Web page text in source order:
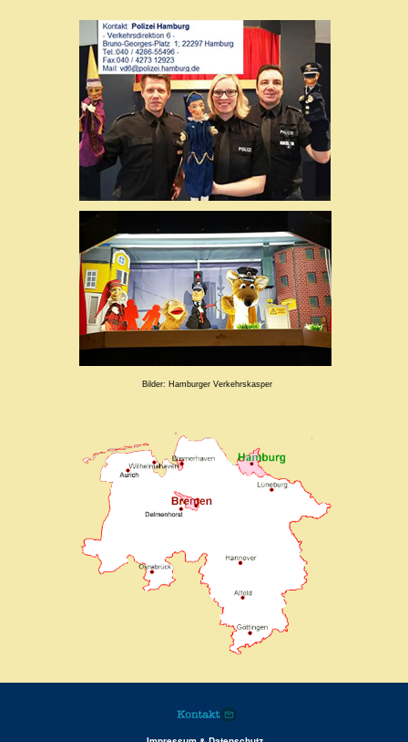
Bilder: Hamburger Verkehrskasper